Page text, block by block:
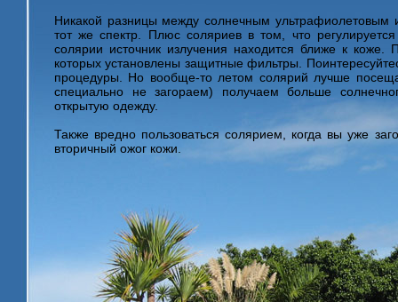
Никакой разницы между солнечным ультрафиолетовым
тот же спектр. Плюс соляриев в том, что
солярии источник излучения находится ближе к коже.
которых установлены защитные фильтры.
процедуры. Но вообще-то летом солярий лучше
специально не загораем) получаем больше
открытую одежду.
Также вредно пользоваться солярием, когда вы уже
вторичный ожог кожи.